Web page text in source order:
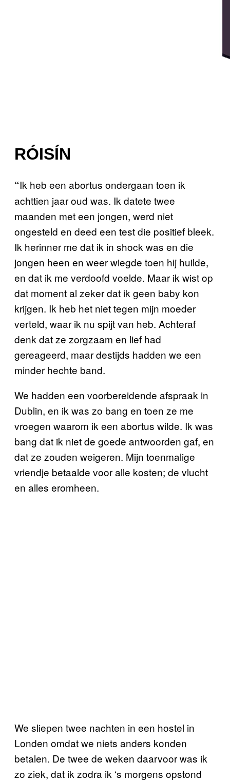
RÓISÍN
“Ik heb een abortus ondergaan toen ik
achttien jaar oud was. Ik datete twee
maanden met een jongen, werd niet
ongesteld en deed een test die positief bleek.
Ik herinner me dat ik in shock was en die
jongen heen en weer wiegde toen hij huilde,
en dat ik me verdoofd voelde. Maar ik wist op
dat moment al zeker dat ik geen baby kon
krijgen. Ik heb het niet tegen mijn moeder
verteld, waar ik nu spijt van heb. Achteraf
denk dat ze zorgzaam en lief had
gereageerd, maar destijds hadden we een
minder hechte band.
We hadden een voorbereidende afspraak in
Dublin, en ik was zo bang en toen ze me
vroegen waarom ik een abortus wilde. Ik was
bang dat ik niet de goede antwoorden gaf, en
dat ze zouden weigeren. Mijn toenmalige
vriendje betaalde voor alle kosten; de vlucht
en alles eromheen.
We sliepen twee nachten in een hostel in
Londen omdat we niets anders konden
betalen. De twee de weken daarvoor was ik
zo ziek, dat ik zodra ik ‘s morgens opstond